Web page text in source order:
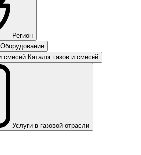
Регион
Оборудование
Каталог газов и смесей
Услуги в газовой отрасли